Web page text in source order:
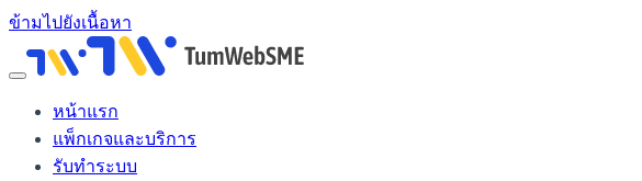
ข้ามไปยังเนื้อหา
หน้าแรก
แพ็กเกจและบริการ
รับทำระบบ